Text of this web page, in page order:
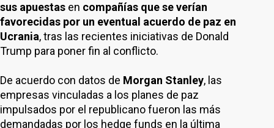
sus apuestas en compañías que se verían
favorecidas por un eventual acuerdo de paz en
Ucrania, tras las recientes iniciativas de Donald
Trump para poner fin al conflicto.
De acuerdo con datos de Morgan Stanley, las
empresas vinculadas a los planes de paz
impulsados por el republicano fueron las más
demandadas por los hedge funds en la última